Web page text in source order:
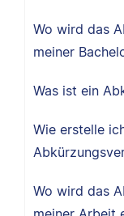
Wo wird das
meiner
Was ist ein
Wie erstelle
Wo wird das